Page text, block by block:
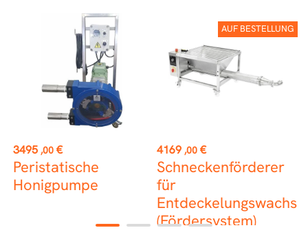
Preis
3495 ,00 €
Peristatische
Honigpumpe
AUF BESTELLUNG
Preis
4169 ,00 €
Schneckenförderer
für
Entdeckelungswachs
(Fördersystem)
1 2 3 4